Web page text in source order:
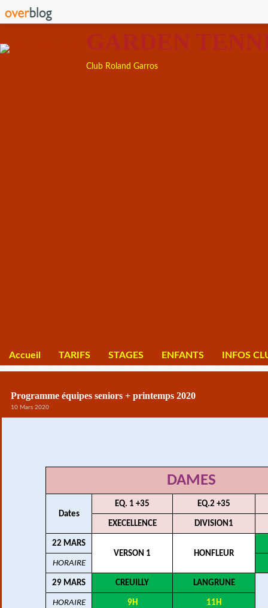
GARDEN
Club Roland Garros
Accueil TARIFS STAGES ENFANTS INFOS
Programme équipes seniors + printemps 2020
10 Mars 2020
DAMES
Dates
EQ. 1 +35 EQ.2 +35
EXECELLENCE DIVISION1
22 MARS
VERSON 1
HONFLEUR
HORAIRE
29 MARS CREUILLY LANGRUNE
HORAIRE 9H 11H